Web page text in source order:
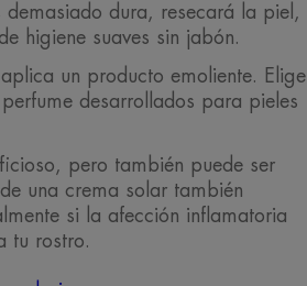
dura, resecará la piel,
higiene suaves sin jabón.
un producto emoliente. Elige
desarrollados para pieles
pero también puede ser
una crema solar también
si la afección inflamatoria
tu rostro.